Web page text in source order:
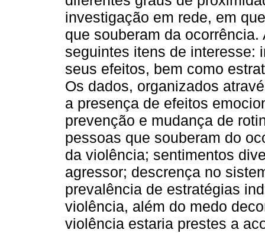
investigação em rede, em
que souberam da
seguintes itens de interesse:
seus efeitos, bem como
Os dados, organizados
a presença de efeitos
prevenção e mudança de
pessoas que souberam do
da violência; sentimentos
agressor; descrença no
prevalência de estratégias
violência, além do medo
violência estaria prestes a